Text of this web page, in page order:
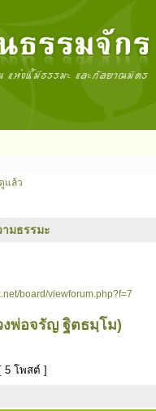
แล้ว
มธรรมะ
board/viewforum.php?f=7
พ่อจรัญ ฐิตธมฺโม)
[ 5 โพสต์ ]